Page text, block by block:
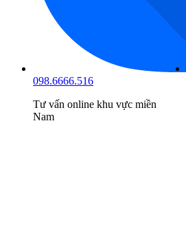
098.6666.516
Tư vấn online khu vực miền
Nam